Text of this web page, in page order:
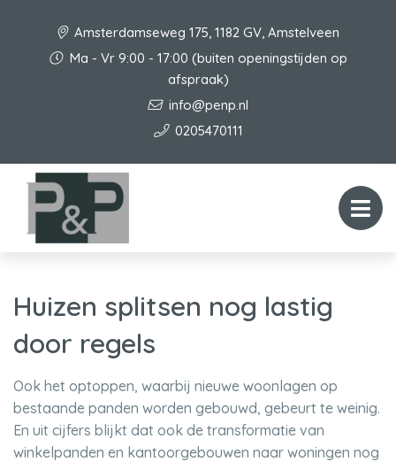
Amsterdamseweg 175, 1182 GV, Amstelveen
Ma - Vr 9:00 - 17:00 (buiten openingstijden op
afspraak)
info@penp.nl
0205470111
Huizen splitsen nog lastig
door regels
Ook het optoppen, waarbij nieuwe woonlagen op
bestaande panden worden gebouwd, gebeurt te weinig.
En uit cijfers blijkt dat ook de transformatie van
winkelpanden en kantoorgebouwen naar woningen nog